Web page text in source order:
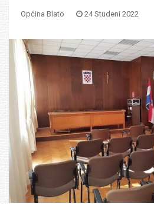
Općina Blato 24 Studeni 2022